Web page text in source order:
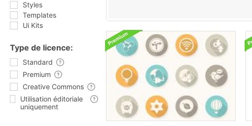
Styles
Templates
Ui Kits
Type de licence:
Standard
Premium
Creative Commons
Utilisation éditoriale
uniquement